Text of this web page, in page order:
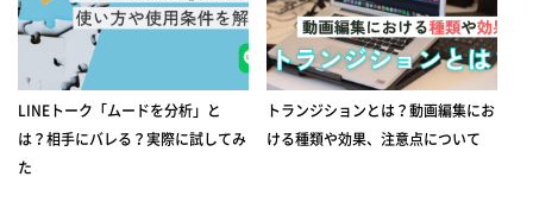
LINEトーク「ムードを分析」と
は？相手にバレる？実際に試してみ
た
トランジションとは？動画編集にお
ける種類や効果、注意点について